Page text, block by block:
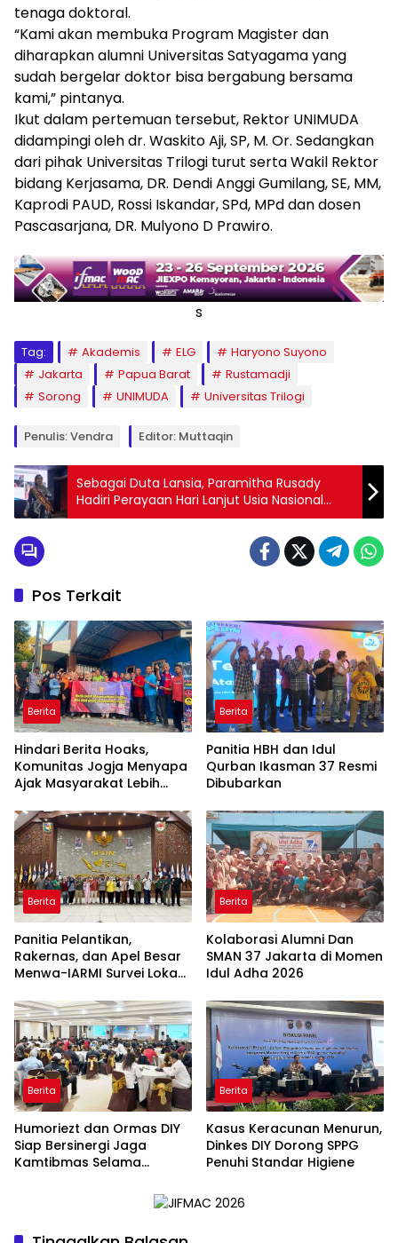
tenaga doktoral.
“Kami akan membuka Program Magister dan
diharapkan alumni Universitas Satyagama yang
sudah bergelar doktor bisa bergabung bersama
kami,” pintanya.
Ikut dalam pertemuan tersebut, Rektor UNIMUDA
didampingi oleh dr. Waskito Aji, SP, M. Or. Sedangkan
dari pihak Universitas Trilogi turut serta Wakil Rektor
bidang Kerjasama, DR. Dendi Anggi Gumilang, SE, MM,
Kaprodi PAUD, Rossi Iskandar, SPd, MPd dan dosen
Pascasarjana, DR. Mulyono D Prawiro.
s
Tag: Akademis ELG
Haryono Suyono
Jakarta
Papua Barat
Rustamadji
Sorong
UNIMUDA Universitas Trilogi
Penulis: Vendra Editor: Muttaqin
Sebagai Duta Lansia, Paramitha Rusady
Hadiri Perayaan Hari Lanjut Usia Nasional
2023 di Yayasan Swastisvarna
Pos Terkait
Berita
Hindari Berita Hoaks,
Komunitas Jogja Menyapa
Ajak Masyarakat Lebih
Berita
Panitia HBH dan Idul
Qurban Ikasman 37 Resmi
Dibubarkan
Berita
Panitia Pelantikan,
Rakernas, dan Apel Besar
Menwa-IARMI Survei Lokasi
Berita
Kolaborasi Alumni Dan
SMAN 37 Jakarta di Momen
Idul Adha 2026
Berita
Humoriezt dan Ormas DIY
Siap Bersinergi Jaga
Kamtibmas Selama
Berita
Kasus Keracunan Menurun,
Dinkes DIY Dorong SPPG
Penuhi Standar Higiene